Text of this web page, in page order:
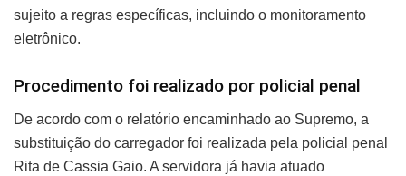
sujeito a regras específicas, incluindo o monitoramento
eletrônico.
Procedimento foi realizado por policial penal
De acordo com o relatório encaminhado ao Supremo, a
substituição do carregador foi realizada pela policial penal
Rita de Cassia Gaio. A servidora já havia atuado